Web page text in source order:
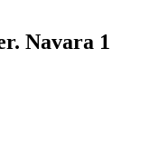
Navara 1